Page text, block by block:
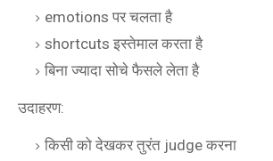
emotions पर चलता है
shortcuts इस्तेमाल करता है
बिना ज्यादा सोचे फैसले लेता है
उदाहरण:
किसी को देखकर तुरंत judge करना